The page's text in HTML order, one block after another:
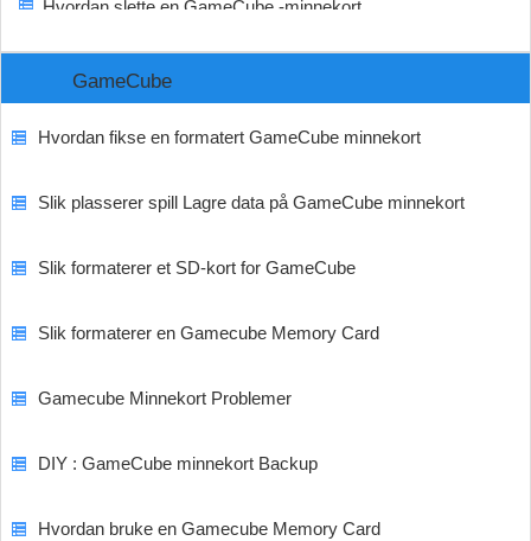
Hvordan slette en GameCube -minnekort
GameCube
Hvordan fikse en formatert GameCube minnekort
Slik plasserer spill Lagre data på GameCube minnekort
Slik formaterer et SD-kort for GameCube
Slik formaterer en Gamecube Memory Card
Gamecube Minnekort Problemer
DIY : GameCube minnekort Backup
Hvordan bruke en Gamecube Memory Card